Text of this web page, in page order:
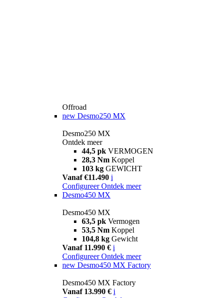
Offroad
new Desmo250 MX
Desmo250 MX
Ontdek meer
44,5 pk VERMOGEN
28,3 Nm Koppel
103 kg GEWICHT
Vanaf €11.490 i
Configureer Ontdek meer
Desmo450 MX
Desmo450 MX
63,5 pk Vermogen
53,5 Nm Koppel
104,8 kg Gewicht
Vanaf 11.990 € i
Configureer Ontdek meer
new Desmo450 MX Factory
Desmo450 MX Factory
Vanaf 13.990 € i